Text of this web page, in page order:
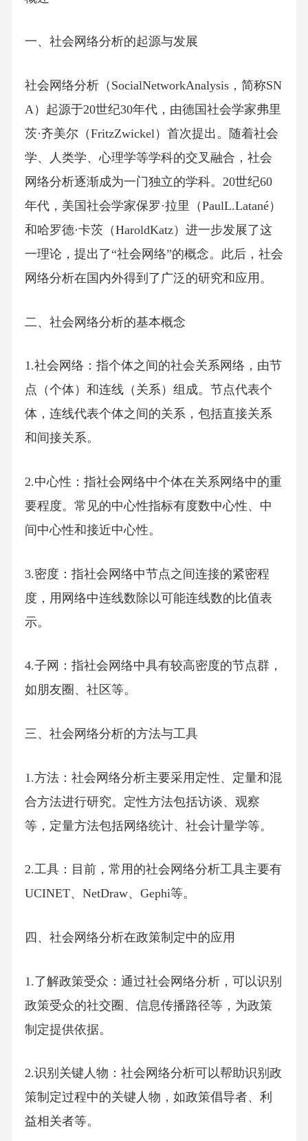
一、社会网络分析的起源与发展
社会网络分析（SocialNetworkAnalysis，简称SN
A）起源于20世纪30年代，由德国社会学家弗里
茨·齐美尔（FritzZwickel）首次提出。随着社会
学、人类学、心理学等学科的交叉融合，社会
网络分析逐渐成为一门独立的学科。20世纪60
年代，美国社会学家保罗·拉里（PaulL.Latané）
和哈罗德·卡茨（HaroldKatz）进一步发展了这
一理论，提出了“社会网络”的概念。此后，社会
网络分析在国内外得到了广泛的研究和应用。
二、社会网络分析的基本概念
1.社会网络：指个体之间的社会关系网络，由节
点（个体）和连线（关系）组成。节点代表个
体，连线代表个体之间的关系，包括直接关系
和间接关系。
2.中心性：指社会网络中个体在关系网络中的重
要程度。常见的中心性指标有度数中心性、中
间中心性和接近中心性。
3.密度：指社会网络中节点之间连接的紧密程
度，用网络中连线数除以可能连线数的比值表
示。
4.子网：指社会网络中具有较高密度的节点群，
如朋友圈、社区等。
三、社会网络分析的方法与工具
1.方法：社会网络分析主要采用定性、定量和混
合方法进行研究。定性方法包括访谈、观察
等，定量方法包括网络统计、社会计量学等。
2.工具：目前，常用的社会网络分析工具主要有
UCINET、NetDraw、Gephi等。
四、社会网络分析在政策制定中的应用
1.了解政策受众：通过社会网络分析，可以识别
政策受众的社交圈、信息传播路径等，为政策
制定提供依据。
2.识别关键人物：社会网络分析可以帮助识别政
策制定过程中的关键人物，如政策倡导者、利
益相关者等。